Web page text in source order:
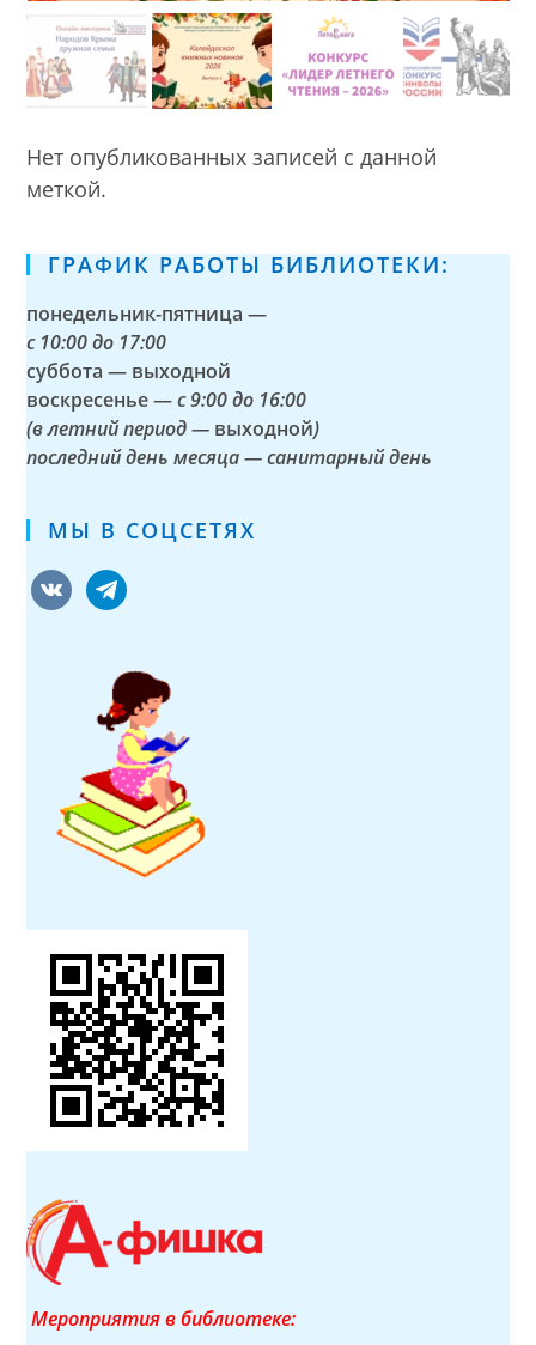
Нет опубликованных записей с данной
меткой.
ГРАФИК РАБОТЫ БИБЛИОТЕКИ:
понедельник-пятница —
с 10:00 до 17:00
суббота — выходной
воскресенье —с 9:00 до 16:00
(в летний период — выходной)
последний день месяца — санитарный день
МЫ В СОЦСЕТЯХ
vkontaktetelegram
Мероприятия в библиотеке: